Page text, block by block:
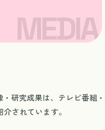
研究成果は、テレビ番組・
されています。